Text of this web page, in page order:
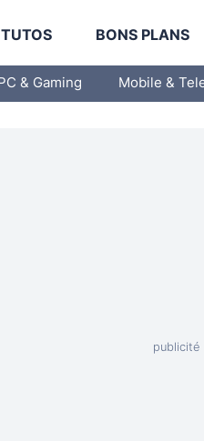
TUTOS BONS PLANS
PC & Gaming Mobile &